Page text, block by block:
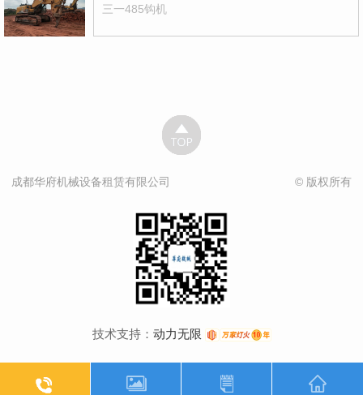
三一485钩机
© 版权所有
成都华府机械设备租赁有限公司
技术支持： 动力无限